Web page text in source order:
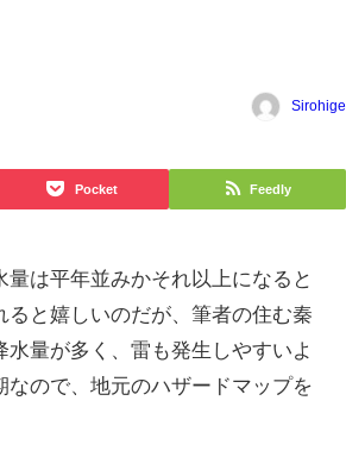
Sirohige
Pocket Feedly
は平年並みかそれ以上になると
と嬉しいのだが、筆者の住む秦
量が多く、雷も発生しやすいよ
ので、地元のハザードマップを